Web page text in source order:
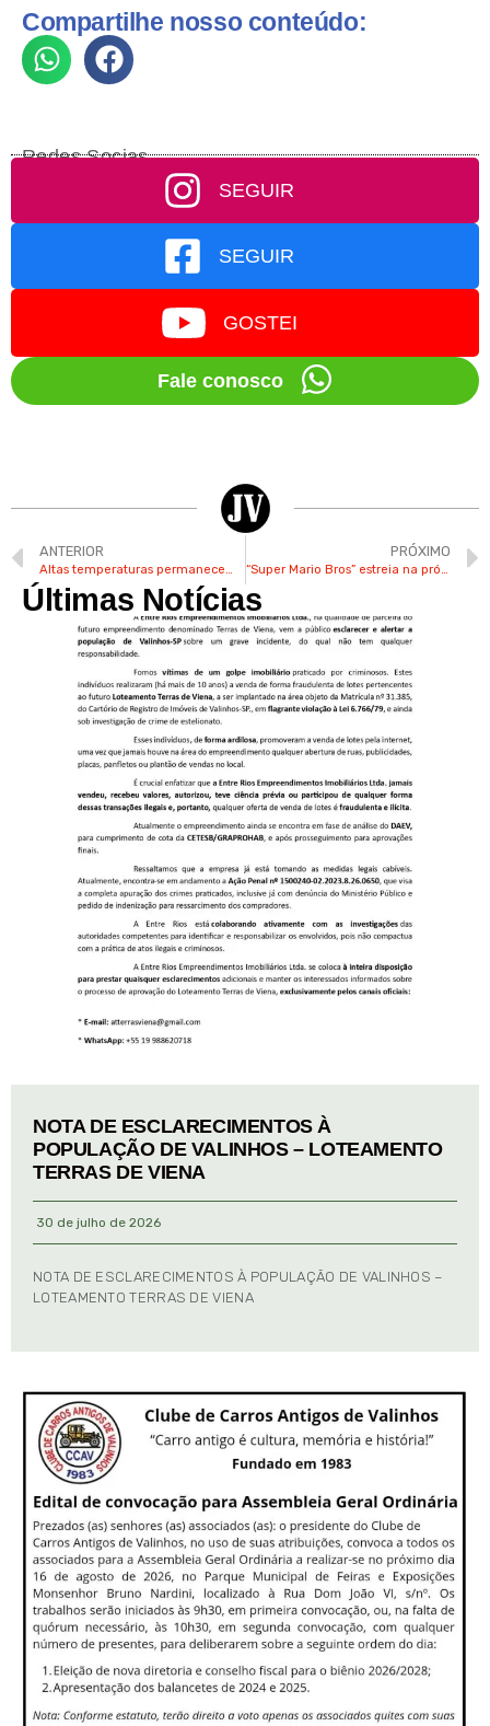
Compartilhe nosso conteúdo:
Redes Socias
SEGUIR
SEGUIR
GOSTEI
Fale conosco
ANTERIOR
Altas temperaturas permanecem neste final de semana em Valinhos
PRÓXIMO
“Super Mario Bros” estreia na próxima 4ª no Shopping Valinhos
Últimas Notícias
NOTA DE ESCLARECIMENTOS À
POPULAÇÃO DE VALINHOS – LOTEAMENTO
TERRAS DE VIENA
30 de julho de 2026
NOTA DE ESCLARECIMENTOS À POPULAÇÃO DE VALINHOS –
LOTEAMENTO TERRAS DE VIENA